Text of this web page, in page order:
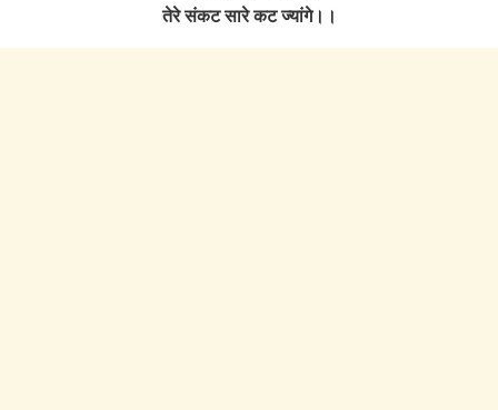
तेरे संकट सारे कट ज्यांगे।।